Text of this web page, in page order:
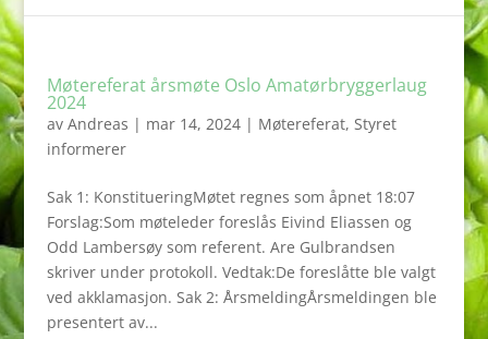
Møtereferat årsmøte Oslo Amatørbryggerlaug
2024
av Andreas | mar 14, 2024| Møtereferat, Styret
informerer
Sak 1: KonstitueringMøtet regnes som åpnet 18:07
Forslag:Som møteleder foreslås Eivind Eliassen og
Odd Lambersøy som referent. Are Gulbrandsen
skriver under protokoll. Vedtak:De foreslåtte ble valgt
ved akklamasjon. Sak 2: ÅrsmeldingÅrsmeldingen ble
presentert av...